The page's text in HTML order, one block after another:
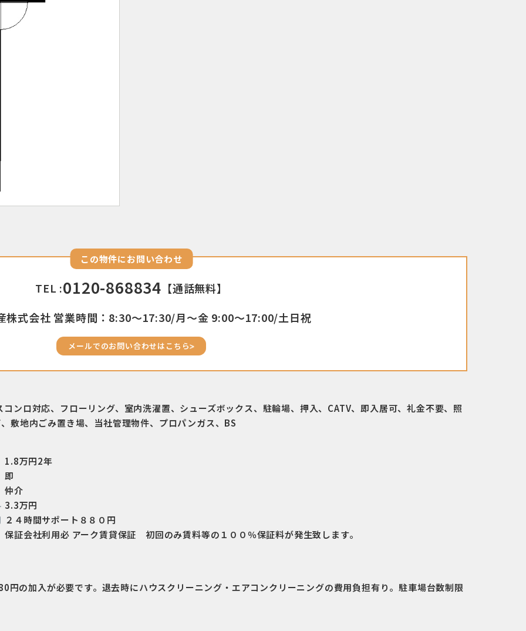
この物件にお問い合わせ
TEL :0120-868834 【通話無料】
株式会社 営業時間：8:30〜17:30/月〜金 9:00〜17:00/土日祝
メールでのお問い合わせはこちら
ンロ対応、フローリング、室内洗濯置、シューズボックス、駐輪場、押入、CATV、即入居可、礼金不要、照
敷地内ごみ置き場、当社管理物件、プロパンガス、BS
1.8万円2年
即
仲介
3.3万円
２４時間サポート８８０円
保証会社利用必 アーク賃貸保証 初回のみ賃料等の１００％保証料が発生致します。
の加入が必要です。退去時にハウスクリーニング・エアコンクリーニングの費用負担有り。駐車場台数制限